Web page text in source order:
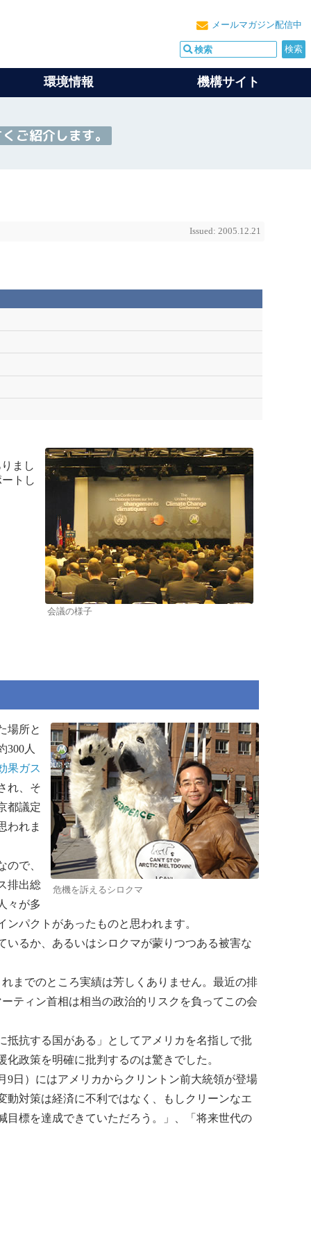
メールマガジン配信中
環境情報 機構サイト
ご紹介します。
Issued: 2005.12.21
会議の様子
まし
トし
危機を訴えるシロクマ
場所と
300人
果ガス
れ、そ
都議定
われま
で、
排出総
々が多
パクトがあったものと思われます。
るか、あるいはシロクマが蒙りつつある被害な
までのところ実績は芳しくありません。最近の排
ティン首相は相当の政治的リスクを負ってこの会
抗する国がある」としてアメリカを名指しで批
政策を明確に批判するのは驚きでした。
日）にはアメリカからクリントン前大統領が登場
対策は経済に不利ではなく、もしクリーンなエ
標を達成できていただろう。」、「将来世代の